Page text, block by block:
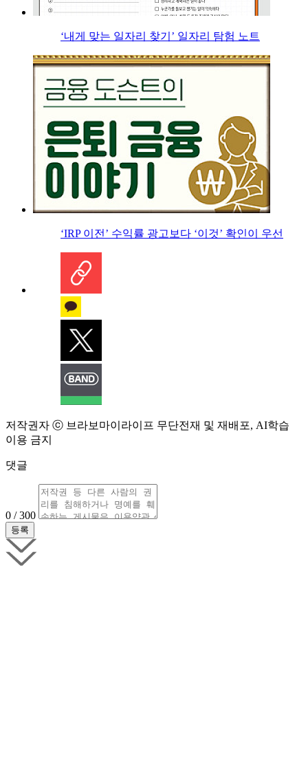
‘내게 맞는 일자리 찾기’ 일자리 탐험 노트
‘IRP 이전’ 수익률 광고보다 ‘이것’ 확인이 우선
저작권자 ⓒ 브라보마이라이프 무단전재 및 재배포, AI학습
이용 금지
댓글
0 / 300